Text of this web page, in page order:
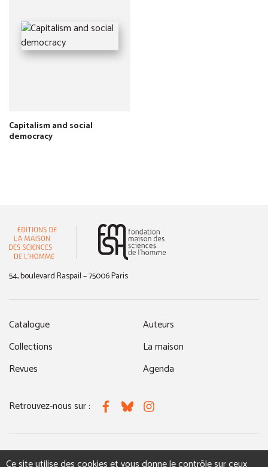
Capitalism and social
democracy
54, boulevard Raspail – 75006 Paris
Catalogue
Collections
Revues
Auteurs
La maison
Agenda
Retrouvez-nous sur : FacebookBlueskyInstagram